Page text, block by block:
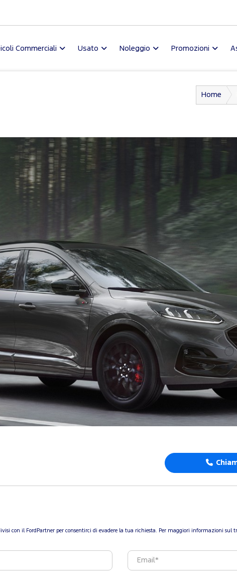
Commerciali Usato Noleggio Promozioni
Home
con il FordPartner per consentirci di evadere la tua richiesta. Per maggiori informazioni